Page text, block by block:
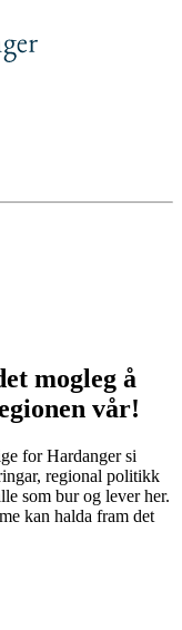
mogleg å
vår!
for Hardanger si
regional politikk
som bur og lever her.
kan halda fram det